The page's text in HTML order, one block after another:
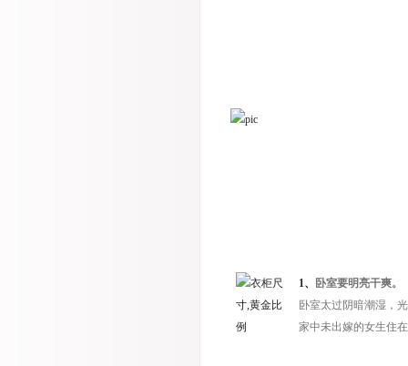
1、
卧室要明亮干爽。
卧室太过阴暗潮湿，
家中未出嫁的女生住